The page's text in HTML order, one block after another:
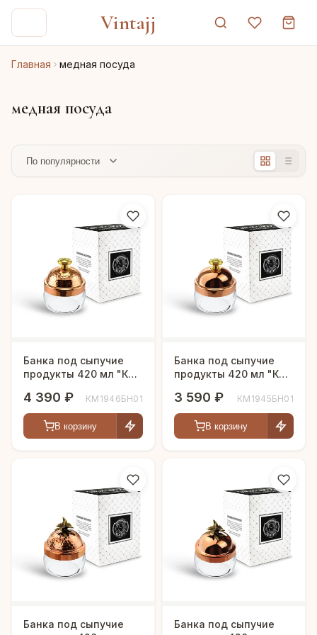
Vintajj
Главная медная посуда
медная посуда
Банка под сыпучие
продукты 420 мл "КМ"
крышкой
4 390 ₽ КМ1946БН01
В корзину
Банка под сыпучие
продукты 420 мл "КМ"
3 590 ₽ КМ1945БН01
В корзину
Банка под сыпучие
Банка под сыпучие